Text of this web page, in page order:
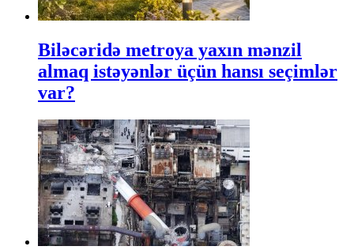
Biləcəridə metroya yaxın mənzil
almaq istəyənlər üçün hansı seçimlər
var?